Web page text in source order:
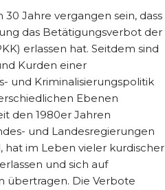
Jahre vergangen sein, dass
das Betätigungsverbot der
erlassen hat. Seitdem sind
Kurden einer
und Kriminalisierungspolitik
Ebenen
den 1980er Jahren
und Landesregierungen
hat im Leben vieler kurdischer
und sich auf
übertragen. Die Verbote